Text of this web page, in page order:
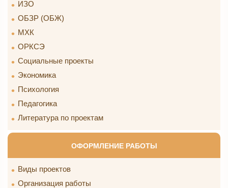
ИЗО
ОБЗР (ОБЖ)
МХК
ОРКСЭ
Социальные проекты
Экономика
Психология
Педагогика
Литература по проектам
ОФОРМЛЕНИЕ РАБОТЫ
Виды проектов
Организация работы